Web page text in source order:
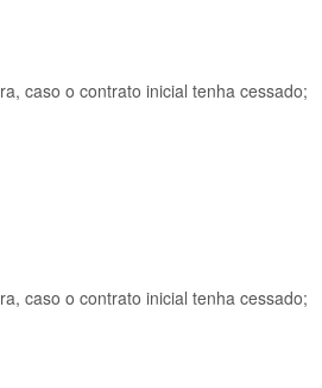
caso o contrato inicial tenha cessado;
caso o contrato inicial tenha cessado;